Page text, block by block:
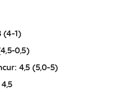
(4-1)
0,5)
4,5 (5,0-5)